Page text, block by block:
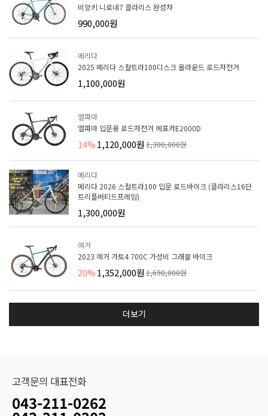
비앙키 니로네7 클라리스 완성차
990,000원
메리다
2025 메리다 스컬트라100디스크 올라운드 로드자전거
1,100,000원
엘파마
엘파마 입문용 로드자전거 에포카E2000D
14%1,120,000원 1,300,000원
메리다
메리다 2026 스컬트라100 입문 로드바이크 (클라리스16단
트리플버티드프레임)
1,300,000원
예거
2023 예거 가토4 700C 가성비 그래블 바이크
20%1,352,000원 1,690,000원
더보기
고객문의 대표전화
043-211-0262